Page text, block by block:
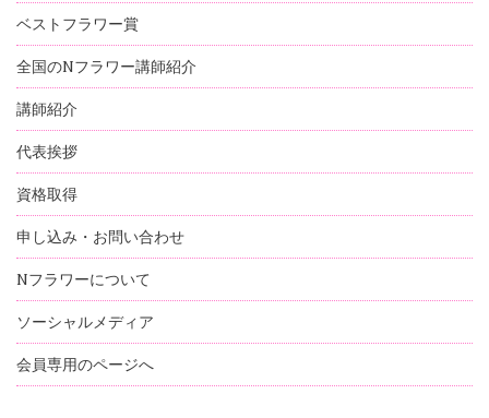
ベストフラワー賞
全国のNフラワー講師紹介
講師紹介
代表挨拶
資格取得
申し込み・お問い合わせ
Nフラワーについて
ソーシャルメディア
会員専用のページへ